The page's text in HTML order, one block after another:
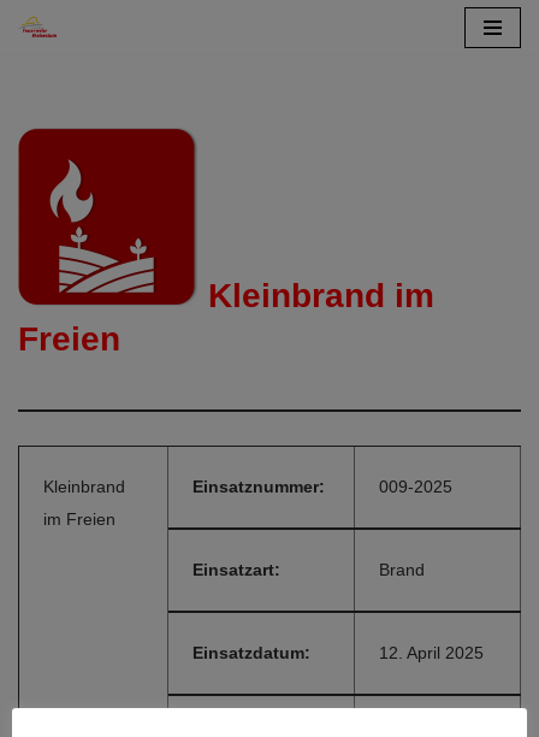
springen
Kleinbrand im
Freien
Kleinbrand
im Freien
Einsatznummer: 009-2025
Einsatzart: Brand
Einsatzdatum: 12. April 2025